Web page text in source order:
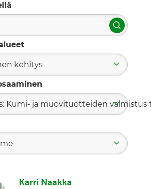
Hae
kehitys
Kumi- ja muovituotteiden valmistus
Karri Naakka